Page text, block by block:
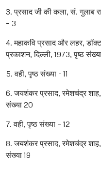
3. प्रसाद जी की कला, सं. गुलाब
– 3
4. महाकवि प्रसाद और लहर,
प्रकाशन, दिल्ली, 1973, पृष्ठ
5. वही, पृष्ठ संख्या - 11
6. जयशंकर प्रसाद, रमेशचंद्र शाह,
संख्या 20
7. वही, पृष्ठ संख्या – 12
8. जयशंकर प्रसाद, रमेशचंद्र शाह,
संख्या 19